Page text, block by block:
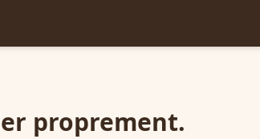
proprement.